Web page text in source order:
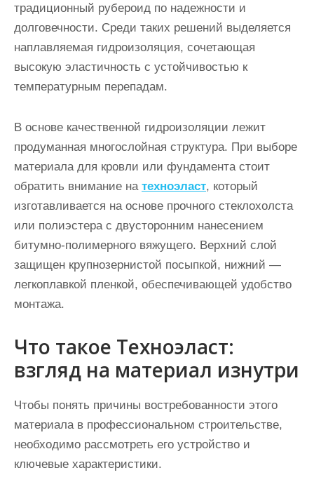
традиционный рубероид по надежности и
долговечности. Среди таких решений выделяется
наплавляемая гидроизоляция, сочетающая
высокую эластичность с устойчивостью к
температурным перепадам.
В основе качественной гидроизоляции лежит
продуманная многослойная структура. При выборе
материала для кровли или фундамента стоит
обратить внимание на техноэласт, который
изготавливается на основе прочного стеклохолста
или полиэстера с двусторонним нанесением
битумно-полимерного вяжущего. Верхний слой
защищен крупнозернистой посыпкой, нижний —
легкоплавкой пленкой, обеспечивающей удобство
монтажа.
Что такое Техноэласт:
взгляд на материал изнутри
Чтобы понять причины востребованности этого
материала в профессиональном строительстве,
необходимо рассмотреть его устройство и
ключевые характеристики.